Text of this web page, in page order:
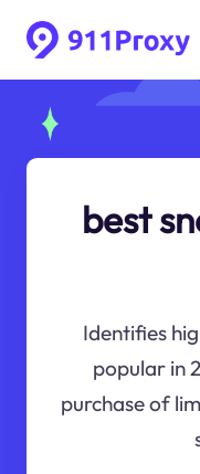
best
Identifies
popular in
purchase of